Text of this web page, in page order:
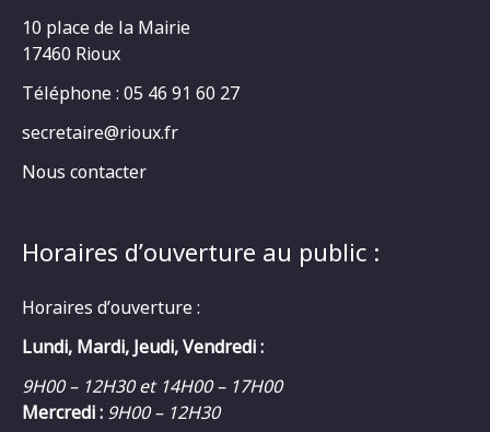
10 place de la Mairie
17460 Rioux
Téléphone : 05 46 91 60 27
secretaire@rioux.fr
Nous contacter
Horaires d’ouverture au public :
Horaires d’ouverture :
Lundi, Mardi, Jeudi, Vendredi :
9H00 – 12H30 et 14H00 – 17H00
Mercredi : 9H00 – 12H30